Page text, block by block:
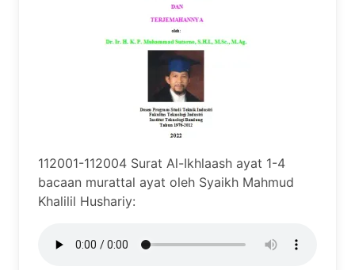
112001-112004 Surat Al-Ikhlaash ayat 1-4
bacaan murattal ayat oleh Syaikh Mahmud
Khalilil Hushariy: